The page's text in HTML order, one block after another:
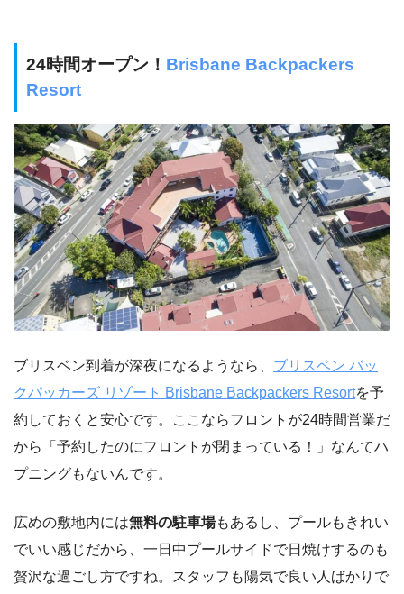
24時間オープン！ Brisbane Backpackers
Resort
ブリスベン到着が深夜になるようなら、 ブリスベン バッ
クパッカーズ リゾート Brisbane Backpackers Resortを予
約しておくと安心です。ここならフロントが24時間営業だ
から「予約したのにフロントが閉まっている！」なんてハ
プニングもないんです。
広めの敷地内には無料の駐車場もあるし、プールもきれい
でいい感じだから、一日中プールサイドで日焼けするのも
贅沢な過ごし方ですね。スタッフも陽気で良い人ばかりで